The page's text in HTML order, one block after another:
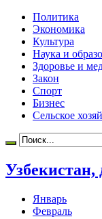
Политика
Экономика
Культура
Наука и
Здоровье и
Закон
Спорт
Бизнес
Сельское
Узбекистан,
Январь
Февраль